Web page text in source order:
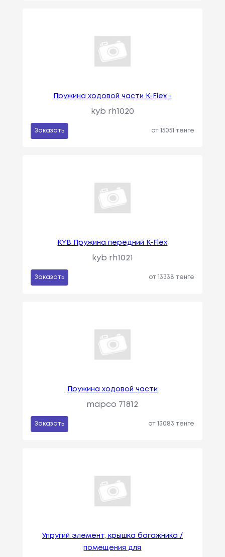
Пружина ходовой части K-Flex -
kyb rh1020
Заказать от 15051 тенге
KYB Пружина передний K-Flex
kyb rh1021
Заказать от 13338 тенге
Пружина ходовой части
mapco 71812
Заказать от 13083 тенге
Упругий элемент, крышка багажника /
помещения для